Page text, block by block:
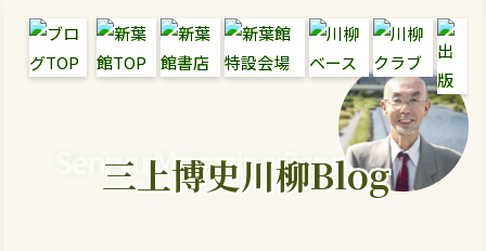
Senryu Magazine Senryu Blog
三上博史川柳Blog